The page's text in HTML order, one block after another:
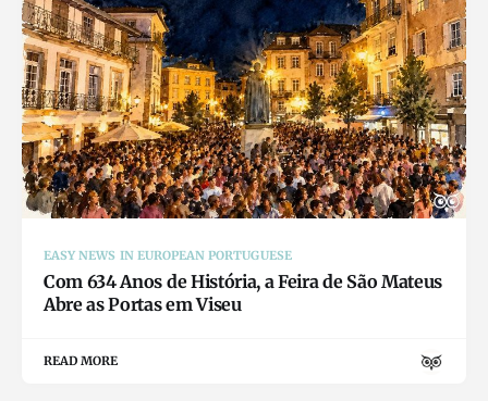
EASY NEWS IN EUROPEAN PORTUGUESE
Com 634 Anos de História, a Feira de São Mateus
Abre as Portas em Viseu
READ MORE